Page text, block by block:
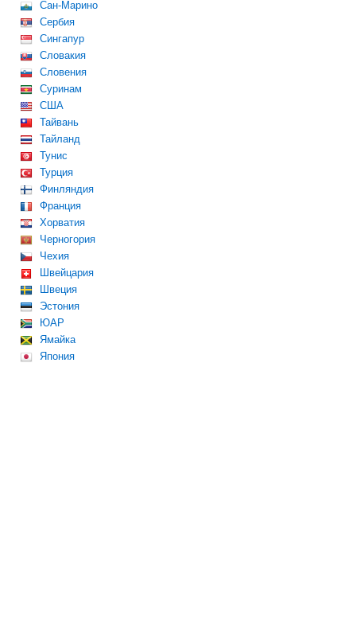
Сан-Марино
Сербия
Сингапур
Словакия
Словения
Суринам
США
Тайвань
Тайланд
Тунис
Турция
Финляндия
Франция
Хорватия
Черногория
Чехия
Швейцария
Швеция
Эстония
ЮАР
Ямайка
Япония